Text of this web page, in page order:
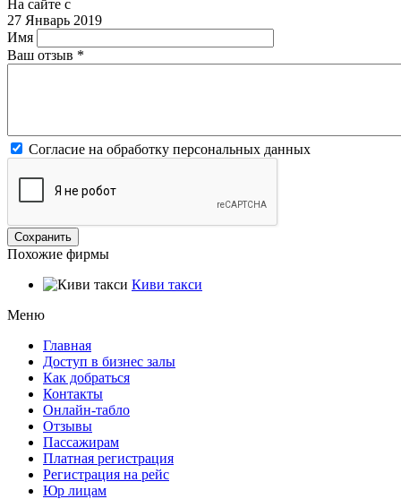
На сайте с
27 Январь 2019
Имя
Ваш отзыв *
Согласие на обработку персональных данных
Похожие фирмы
Киви такси
Меню
Главная
Доступ в бизнес залы
Как добраться
Контакты
Онлайн-табло
Отзывы
Пассажирам
Платная регистрация
Регистрация на рейс
Юр лицам